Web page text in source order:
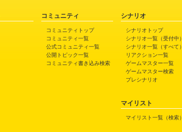
コミュニティ
コミュニティトップ
コミュニティ一覧
公式コミュニティ一覧
公開トピック一覧
コミュニティ書き込み検索
シナリオ
シナリオトップ
シナリオ一覧（受付中）
シナリオ一覧（すべて）
リアクション一覧
ゲームマスター一覧
ゲームマスター検索
プレシナリオ
マイリスト
マイリスト一覧（検索）